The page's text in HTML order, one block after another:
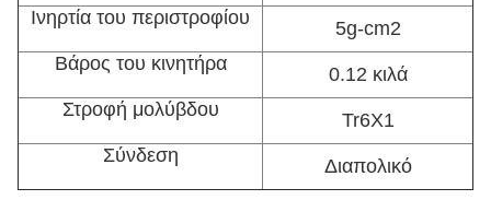
Ινηρτία του περιστροφίου
5g-cm2
Βάρος του κινητήρα
0.12 κιλά
Στροφή μολύβδου
Tr6X1
Σύνδεση
Διαπολικό